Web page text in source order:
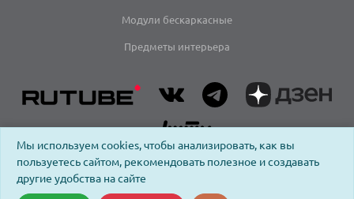
Модули бескаркасные
Предметы интерьера
Мы используем cookies, чтобы анализировать, как вы
пользуетесь сайтом, рекомендовать полезное и создавать
другие удобства на сайте